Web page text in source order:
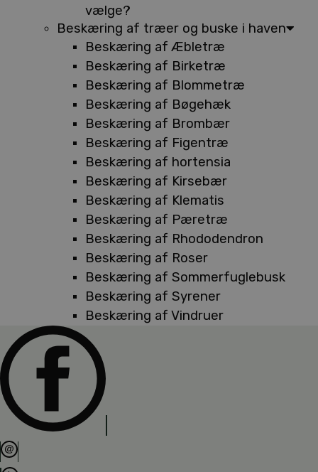
vælge?
Beskæring af træer og buske i haven
Beskæring af Æbletræ
Beskæring af Birketræ
Beskæring af Blommetræ
Beskæring af Bøgehæk
Beskæring af Brombær
Beskæring af Figentræ
Beskæring af hortensia
Beskæring af Kirsebær
Beskæring af Klematis
Beskæring af Pæretræ
Beskæring af Rhododendron
Beskæring af Roser
Beskæring af Sommerfuglebusk
Beskæring af Syrener
Beskæring af Vindruer